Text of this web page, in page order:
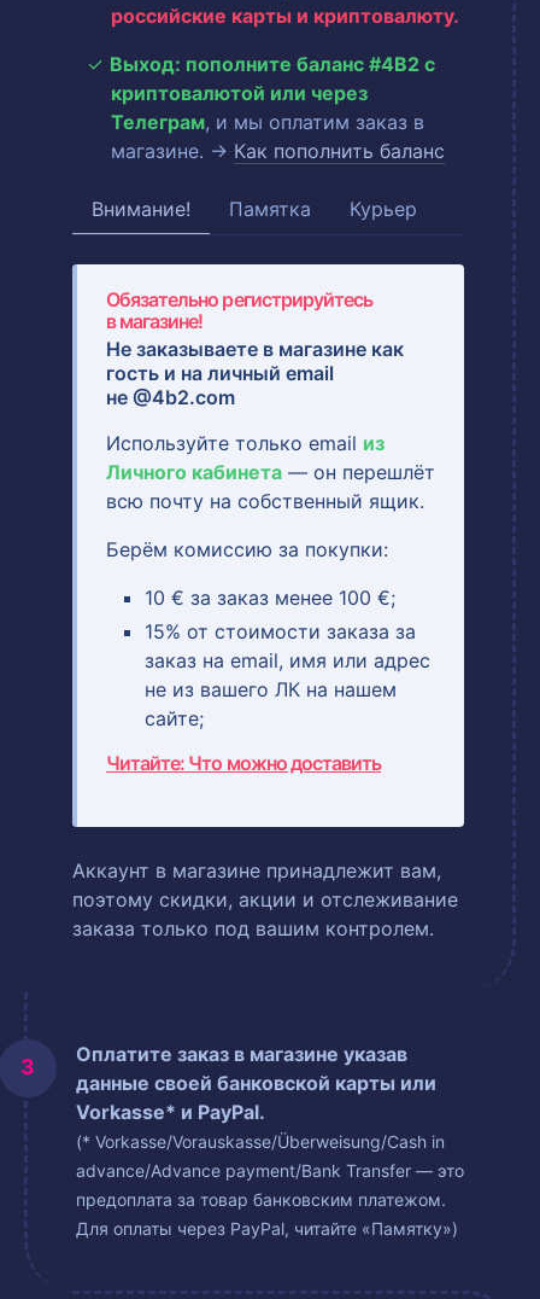
российские карты и криптовалюту.
Выход: пополните баланс #4B2 с
криптовалютой или через
Телеграм, и мы оплатим заказ в
магазине. → Как пополнить баланс
Внимание! Памятка Курьер
Обязательно регистрируйтесь
в магазине!
Не заказываете в магазине как
гость и на личный email
не @4b2.com
Используйте только email из
Личного кабинета — он перешлёт
всю почту на собственный ящик.
Берём комиссию за покупки:
10 € за заказ менее 100 €;
15% от стоимости заказа за
заказ на email, имя или адрес
не из вашего ЛК на нашем
сайте;
Читайте: Что можно доставить
Аккаунт в магазине принадлежит вам,
поэтому скидки, акции и отслеживание
заказа только под вашим контролем.
Оплатите заказ в магазине указав
данные своей банковской карты или
Vorkasse* и PayPal.
(* Vorkasse/Vorauskasse/Überweisung/Cash in
advance/Advance payment/Bank Transfer — это
предоплата за товар банковским платежом.
Для оплаты через PayPal, читайте «Памятку»)